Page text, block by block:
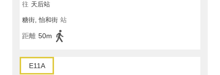
往 天后站
糖街, 怡和街 站
距離 50m
E11A